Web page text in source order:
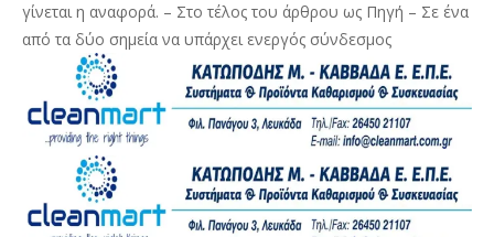
γίνεται η αναφορά. – Στο τέλος του άρθρου ως Πηγή – Σε ένα
από τα δύο σημεία να υπάρχει ενεργός σύνδεσμος